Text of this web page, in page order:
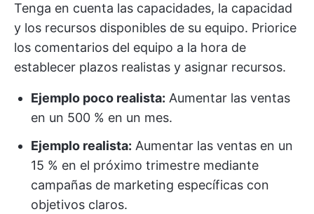
Tenga en cuenta las capacidades, la capacidad
y los recursos disponibles de su equipo. Priorice
los comentarios del equipo a la hora de
establecer plazos realistas y asignar recursos.
Ejemplo poco realista: Aumentar las ventas
en un 500 % en un mes.
Ejemplo realista: Aumentar las ventas en un
15 % en el próximo trimestre mediante
campañas de marketing específicas con
objetivos claros.